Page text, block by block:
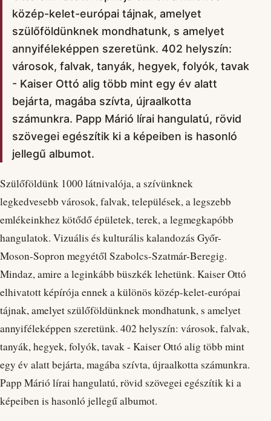
közép-kelet-európai tájnak, amelyet
szülőföldünknek mondhatunk, s amelyet
annyiféleképpen szeretünk. 402 helyszín:
városok, falvak, tanyák, hegyek, folyók, tavak
- Kaiser Ottó alig több mint egy év alatt
bejárta, magába szívta, újraalkotta
számunkra. Papp Márió lírai hangulatú, rövid
szövegei egészítik ki a képeiben is hasonló
jellegű albumot.
Szülőföldünk 1000 látnivalója, a szívünknek
legkedvesebb városok, falvak, települések, a legszebb
emlékeinkhez kötődő épületek, terek, a legmegkapóbb
hangulatok. Vizuális és kulturális kalandozás Győr-
Moson-Sopron megyétől Szabolcs-Szatmár-Beregig.
Mindaz, amire a leginkább büszkék lehetünk. Kaiser Ottó
elhivatott képírója ennek a különös közép-kelet-európai
tájnak, amelyet szülőföldünknek mondhatunk, s amelyet
annyiféleképpen szeretünk. 402 helyszín: városok, falvak,
tanyák, hegyek, folyók, tavak - Kaiser Ottó alig több mint
egy év alatt bejárta, magába szívta, újraalkotta számunkra.
Papp Márió lírai hangulatú, rövid szövegei egészítik ki a
képeiben is hasonló jellegű albumot.